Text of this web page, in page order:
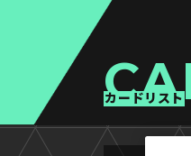
カードリスト